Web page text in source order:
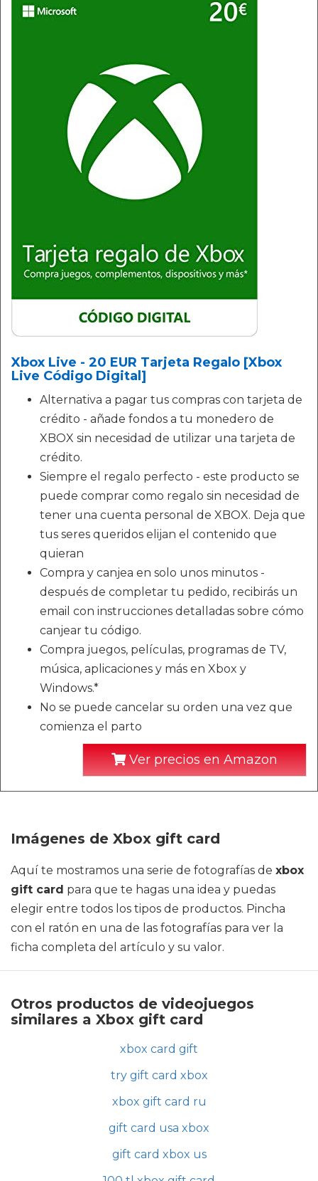
Xbox Live - 20 EUR Tarjeta Regalo [Xbox
Live Código Digital]
Alternativa a pagar tus compras con tarjeta de
crédito - añade fondos a tu monedero de
XBOX sin necesidad de utilizar una tarjeta de
crédito.
Siempre el regalo perfecto - este producto se
puede comprar como regalo sin necesidad de
tener una cuenta personal de XBOX. Deja que
tus seres queridos elijan el contenido que
quieran
Compra y canjea en solo unos minutos -
después de completar tu pedido, recibirás un
email con instrucciones detalladas sobre cómo
canjear tu código.
Compra juegos, películas, programas de TV,
música, aplicaciones y más en Xbox y
Windows.*
No se puede cancelar su orden una vez que
comienza el parto
Ver precios en Amazon
Imágenes de Xbox gift card
Aquí te mostramos una serie de fotografías de xbox
gift card para que te hagas una idea y puedas
elegir entre todos los tipos de productos. Pincha
con el ratón en una de las fotografías para ver la
ficha completa del artículo y su valor.
Otros productos de videojuegos
similares a Xbox gift card
xbox card gift
try gift card xbox
xbox gift card ru
gift card usa xbox
gift card xbox us